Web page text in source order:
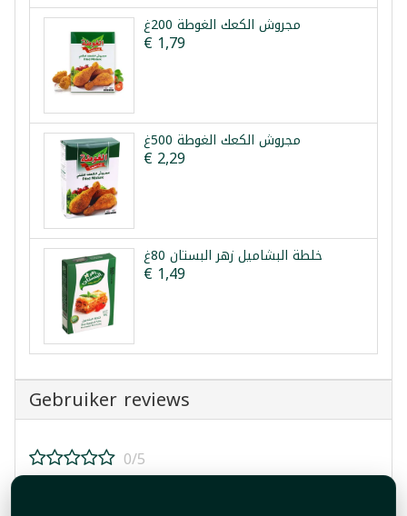
مجروش الكعك الغوطة 200غ
€ 1,79
مجروش الكعك الغوطة 500غ
€ 2,29
خلطة البشاميل زهر البستان 80غ
€ 1,49
Gebruiker reviews
0/5